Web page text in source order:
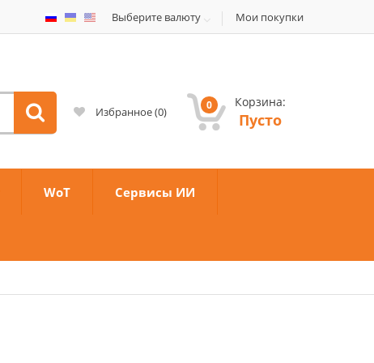
Выберите валюту Мои покупки
Избранное(0) 0 Корзина:
Пусто
WoT Сервисы ИИ